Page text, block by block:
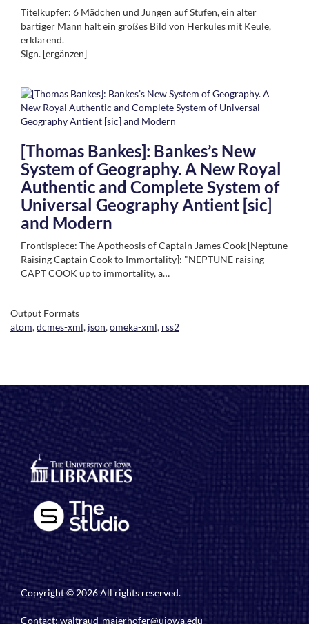
Titelkupfer: 6 Mädchen und Jungen auf Stufen, ein alter
bärtiger Mann hält ein großes Bild von Herkules mit Keule,
erklärend.
Sign. [ergänzen]
[Thomas Bankes]: Bankes’s New
System of Geography. A New Royal
Authentic and Complete System of
Universal Geography Antient [sic]
and Modern
Frontispiece: The Apotheosis of Captain James Cook [Neptune
Raising Captain Cook to Immortality]: "NEPTUNE raising
CAPT COOK up to immortality, a…
Output Formats
atom,dcmes-xml, json,omeka-xml, rss2
Copyright © 2026 All rights reserved.
Contact:waltraud-maierhofer@uiowa.edu